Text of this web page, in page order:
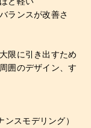
ランスが改善さ
限に引き出すため
囲のデザイン、す
スモデリング）